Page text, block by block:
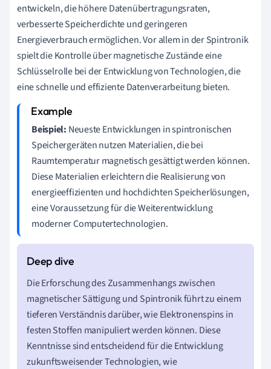
entwickeln, die höhere Datenübertragungsraten,
verbesserte Speicherdichte und geringeren
Energieverbrauch ermöglichen. Vor allem in der Spintronik
spielt die Kontrolle über magnetische Zustände eine
Schlüsselrolle bei der Entwicklung von Technologien, die
eine schnelle und effiziente Datenverarbeitung bieten.
Beispiel: Neueste Entwicklungen in spintronischen
Speichergeräten nutzen Materialien, die bei
Raumtemperatur magnetisch gesättigt werden können.
Diese Materialien erleichtern die Realisierung von
energieeffizienten und hochdichten Speicherlösungen,
eine Voraussetzung für die Weiterentwicklung
moderner Computertechnologien.
Die Erforschung des Zusammenhangs zwischen
magnetischer Sättigung und Spintronik führt zu einem
tieferen Verständnis darüber, wie Elektronenspins in
festen Stoffen manipuliert werden können. Diese
Kenntnisse sind entscheidend für die Entwicklung
zukunftsweisender Technologien, wie